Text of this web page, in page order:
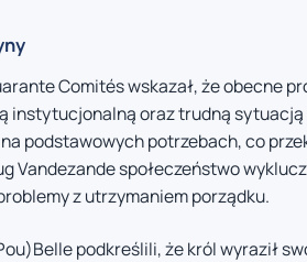
Comités wskazał, że obecne
instytucjonalną oraz trudną
podstawowych potrzebach, co
Vandezande społeczeństwo
z utrzymaniem porządku.
podkreślili, że król wyraził